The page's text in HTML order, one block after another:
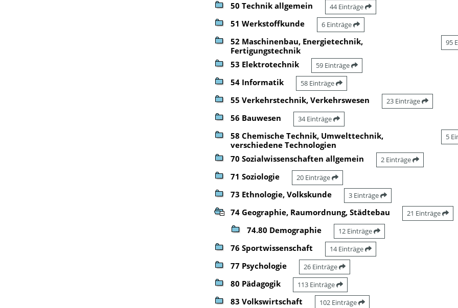
50 Technik allgemein 44 Einträge
51 Werkstoffkunde 6 Einträge
52 Maschinenbau, Energietechnik,
Fertigungstechnik
95
53 Elektrotechnik 59 Einträge
54 Informatik 58 Einträge
55 Verkehrstechnik, Verkehrswesen 23 Einträge
56 Bauwesen 34 Einträge
58 Chemische Technik, Umwelttechnik,
verschiedene Technologien
5
70 Sozialwissenschaften allgemein 2 Einträge
71 Soziologie 20 Einträge
73 Ethnologie, Volkskunde 3 Einträge
74 Geographie, Raumordnung, Städtebau 21 Einträge
74.80 Demographie 12 Einträge
76 Sportwissenschaft 14 Einträge
77 Psychologie 26 Einträge
80 Pädagogik 113 Einträge
83 Volkswirtschaft 102 Einträge